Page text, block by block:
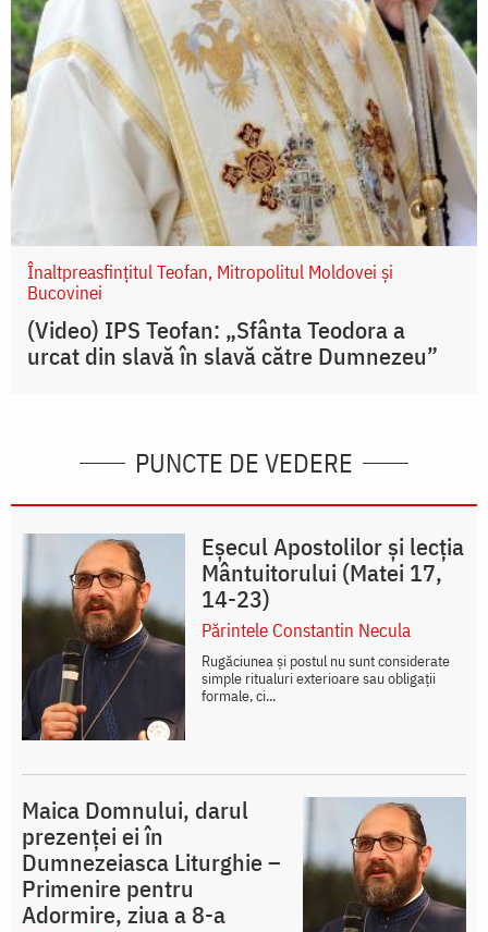
Înaltpreasfințitul Teofan, Mitropolitul Moldovei și
Bucovinei
(Video) IPS Teofan: „Sfânta Teodora a
urcat din slavă în slavă către Dumnezeu”
PUNCTE DE VEDERE
Eșecul Apostolilor și lecția
Mântuitorului (Matei 17,
14-23)
Părintele Constantin Necula
Rugăciunea și postul nu sunt considerate
simple ritualuri exterioare sau obligații
formale, ci...
Maica Domnului, darul
prezenței ei în
Dumnezeiasca Liturghie –
Primenire pentru
Adormire, ziua a 8-a